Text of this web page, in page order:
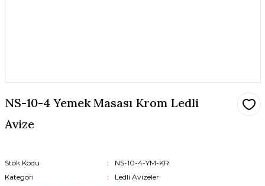
NS-10-4 Yemek Masası Krom Ledli
Avize
Stok Kodu
NS-10-4-YM-KR
Kategori
Ledli Avizeler